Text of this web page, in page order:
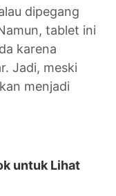
dipegang
tablet ini
karena
Jadi, meski
menjadi
untuk Lihat